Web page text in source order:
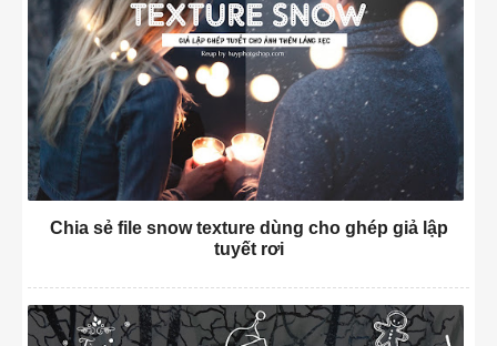
Chia sẻ file snow texture dùng cho ghép giả lập
tuyết rơi